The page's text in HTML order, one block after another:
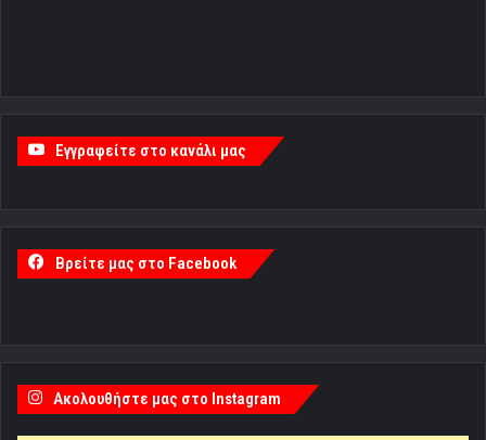
Εγγραφείτε στο κανάλι μας
Βρείτε μας στο Facebook
Ακολουθήστε μας στο Instagram